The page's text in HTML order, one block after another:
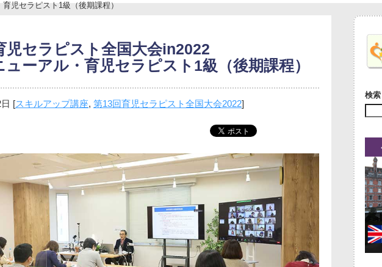
児セラピスト1級（後期課程）
児セラピスト全国大会in2022
ューアル・育児セラピスト1級（後期課程）
[スキルアップ講座, 第13回育児セラピスト全国大会2022]
検索